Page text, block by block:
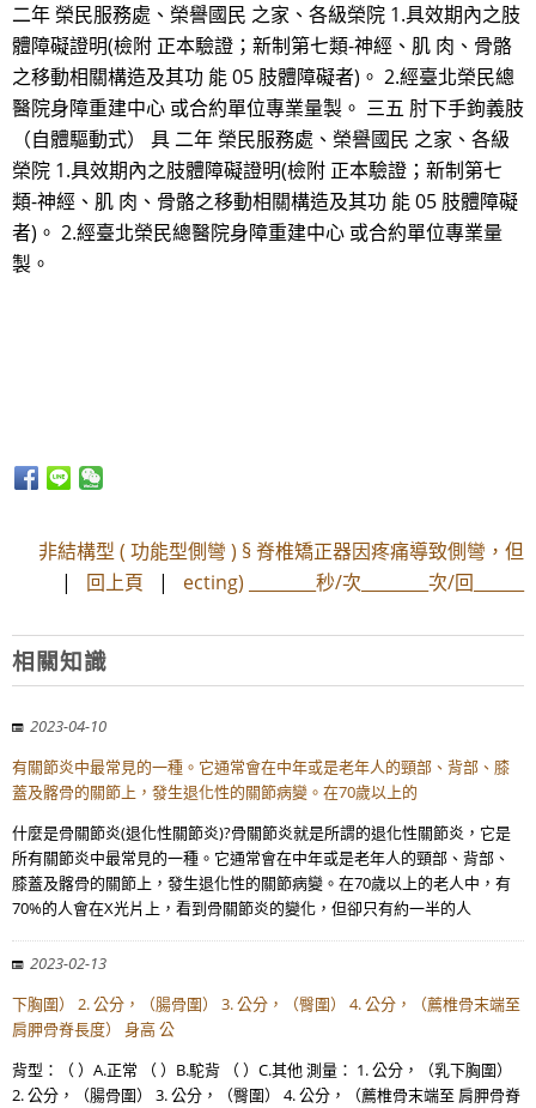
二年 榮民服務處、榮譽國民 之家、各級榮院 1.具效期內之肢
體障礙證明(檢附 正本驗證；新制第七類-神經、肌 肉、骨骼
之移動相關構造及其功 能 05 肢體障礙者)。 2.經臺北榮民總
醫院身障重建中心 或合約單位專業量製。 三五 肘下手鉤義肢
（自體驅動式） 具 二年 榮民服務處、榮譽國民 之家、各級
榮院 1.具效期內之肢體障礙證明(檢附 正本驗證；新制第七
類-神經、肌 肉、骨骼之移動相關構造及其功 能 05 肢體障礙
者)。 2.經臺北榮民總醫院身障重建中心 或合約單位專業量
製。
非結構型 ( 功能型側彎 ) § 脊椎矯正器因疼痛導致側彎，但
| 回上頁 | ecting) ________秒/次________次/回______
相關知識
2023-04-10
有關節炎中最常見的一種。它通常會在中年或是老年人的頸部、背部、膝
蓋及髂骨的關節上，發生退化性的關節病變。在70歲以上的
什麼是骨關節炎(退化性關節炎)?骨關節炎就是所謂的退化性關節炎，它是
所有關節炎中最常見的一種。它通常會在中年或是老年人的頸部、背部、
膝蓋及髂骨的關節上，發生退化性的關節病變。在70歲以上的老人中，有
70%的人會在X光片上，看到骨關節炎的變化，但卻只有約一半的人
2023-02-13
下胸圍） 2. 公分，（腸骨圍） 3. 公分，（臀圍） 4. 公分，（薦椎骨末端至
肩胛骨脊長度） 身高 公
背型：（ ）A.正常 （ ）B.駝背 （ ）C.其他 測量： 1. 公分，（乳下胸圍）
2. 公分，（腸骨圍） 3. 公分，（臀圍） 4. 公分，（薦椎骨末端至 肩胛骨脊